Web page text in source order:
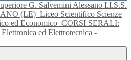
I.I.S.S.
(LE) Liceo Scientifico Scienze
ed Economico CORSI SERALI:
ed Elettrotecnica -